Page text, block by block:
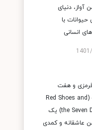
آواز، دنیای
با
انسانی
و هفت
کوتوله (Red Shoes and
the Seven Dwarfs) یک
عاشقانه و کمدی